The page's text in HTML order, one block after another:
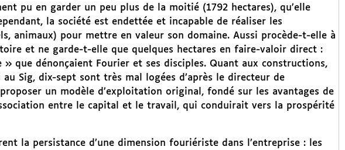
pu en garder un peu plus de la moitié (1792 hectares), qu’elle
la société est endettée et incapable de réaliser les
animaux) pour mettre en valeur son domaine. Aussi procède-t-elle à
et ne garde-t-elle que quelques hectares en faire-valoir direct :
que dénonçaient Fourier et ses disciples. Quant aux constructions,
Sig, dix-sept sont très mal logées d’après le directeur de
un modèle d’exploitation original, fondé sur les avantages de
entre le capital et le travail, qui conduirait vers la prospérité
la persistance d’une dimension fouriériste dans l’entreprise : les